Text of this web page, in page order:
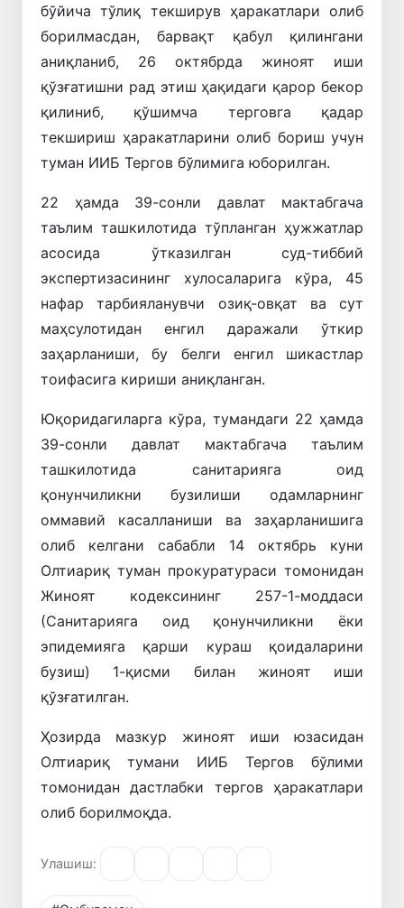
бўйича тўлиқ текширув ҳаракатлари олиб
борилмасдан, барвақт қабул қилингани
аниқланиб, 26 октябрда жиноят иши
қўзғатишни рад этиш ҳақидаги қарор бекор
қилиниб, қўшимча терговга қадар
текшириш ҳаракатларини олиб бориш учун
туман ИИБ Тергов бўлимига юборилган.
22 ҳамда 39-сонли давлат мактабгача
таълим ташкилотида тўпланган ҳужжатлар
асосида ўтказилган суд-тиббий
экспертизасининг хулосаларига кўра, 45
нафар тарбияланувчи озиқ-овқат ва сут
маҳсулотидан енгил даражали ўткир
заҳарланиши, бу белги енгил шикастлар
тоифасига кириши аниқланган.
Юқоридагиларга кўра, тумандаги 22 ҳамда
39-сонли давлат мактабгача таълим
ташкилотида санитарияга оид
қонунчиликни бузилиши одамларнинг
оммавий касалланиши ва заҳарланишига
олиб келгани сабабли 14 октябрь куни
Олтиариқ туман прокуратураси томонидан
Жиноят кодексининг 257-1-моддаси
(Санитарияга оид қонунчиликни ёки
эпидемияга қарши кураш қоидаларини
бузиш) 1-қисми билан жиноят иши
қўзғатилган.
Ҳозирда мазкур жиноят иши юзасидан
Олтиариқ тумани ИИБ Тергов бўлими
томонидан дастлабки тергов ҳаракатлари
олиб борилмоқда.
Улашиш: